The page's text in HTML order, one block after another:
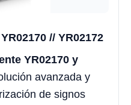
// YR02172
YR02170 y
avanzada y
de signos